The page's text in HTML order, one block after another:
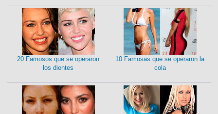
20 Famosos que se operaron
los dientes
10 Famosas que se operaron la
cola